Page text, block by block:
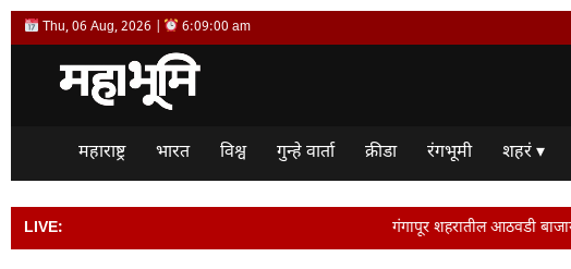
Skip
to
Thu, 06 Aug, 2026 | 6:09:00 am
महाराष्ट्र भारत विश्व गुन्हे वार्ता क्रीडा रंगभूमी शहरं ▾
LIVE: गंगापूर शहरातील आठवडी बाजार परिसरातील